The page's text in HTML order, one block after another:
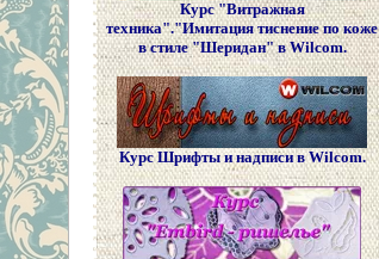
Курс "Витражная
техника"."Имитация тиснение по коже
в стиле "Шеридан" в Wilcom.
Курс Шрифты и надписи в Wilcom.